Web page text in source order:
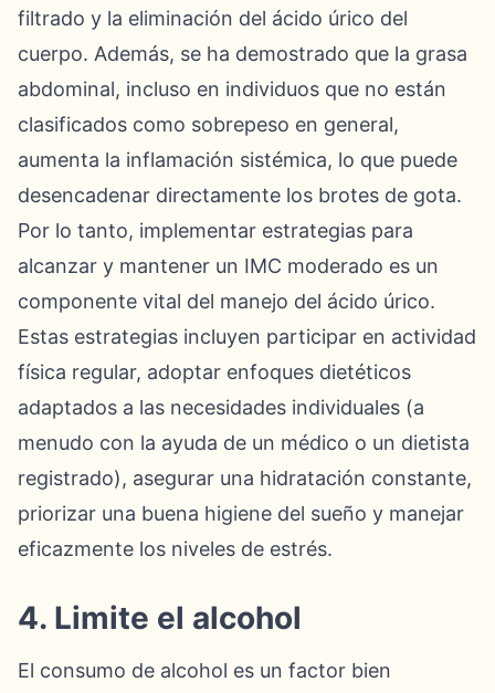
filtrado y la eliminación del ácido úrico del
cuerpo. Además, se ha demostrado que la grasa
abdominal, incluso en individuos que no están
clasificados como sobrepeso en general,
aumenta la inflamación sistémica, lo que puede
desencadenar directamente los brotes de gota.
Por lo tanto, implementar estrategias para
alcanzar y mantener un IMC moderado es un
componente vital del manejo del ácido úrico.
Estas estrategias incluyen participar en actividad
física regular, adoptar enfoques dietéticos
adaptados a las necesidades individuales (a
menudo con la ayuda de un médico o un dietista
registrado), asegurar una hidratación constante,
priorizar una buena higiene del sueño y manejar
eficazmente los niveles de estrés.
4. Limite el alcohol
El consumo de alcohol es un factor bien